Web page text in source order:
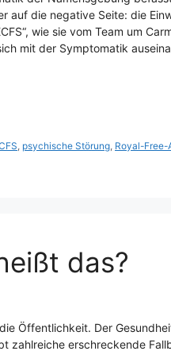
auf die negative Seite: die
wie sie vom Team um
mit der Symptomatik
psychische Störung Royal-Free-
das?
Öffentlichkeit. Der
zahlreiche erschreckende